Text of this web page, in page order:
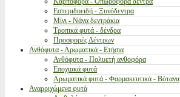
Εσπεριδοειδή - Ξυνόδεντρα
Μίνι - Νάνα δεντράκια
Τροπικά φυτά - δένδρα
Προσφορές Δέντρων
Ανθόφυτα - Αρωματικά - Ετήσια
Ανθόφυτα - Πολυετή ανθοφόρα
Εποχιακά φυτά
Αρωματικά φυτά - Φαρμακευτικά - Βότανα
Αναρριχώμενα φυτά